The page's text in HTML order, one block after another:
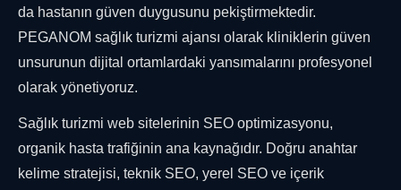
da hastanın güven duygusunu pekiştirmektedir.
PEGANOM sağlık turizmi ajansı olarak kliniklerin güven
unsurunun dijital ortamlardaki yansımalarını profesyonel
olarak yönetiyoruz.
Sağlık turizmi web sitelerinin SEO optimizasyonu,
organik hasta trafiğinin ana kaynağıdır. Doğru anahtar
kelime stratejisi, teknik SEO, yerel SEO ve içerik